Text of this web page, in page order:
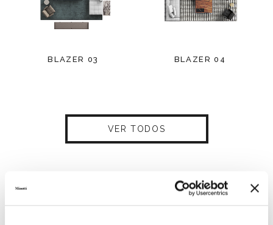
BLAZER 03 BLAZER 04
VER TODOS